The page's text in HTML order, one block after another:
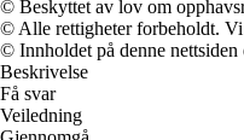
© Beskyttet av lov om
© Alle rettigheter forbeholdt. Vi
© Innholdet på denne
Beskrivelse
Få svar
Veiledning